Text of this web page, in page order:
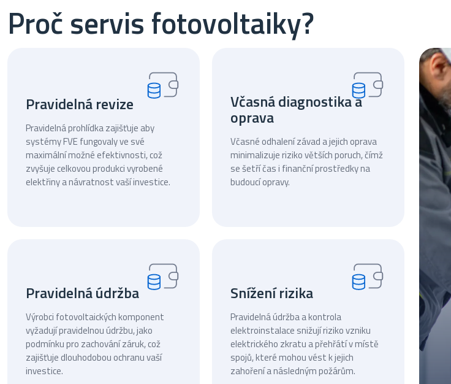
Proč servis fotovoltaiky?
Pravidelná revize
Pravidelná prohlídka zajišťuje aby
systémy FVE fungovaly ve své
maximální možné efektivnosti, což
zvyšuje celkovou produkci vyrobené
elektřiny a návratnost vaší investice.
Včasná diagnostika a
oprava
Včasné odhalení závad a jejich oprava
minimalizuje riziko větších poruch, čímž
se šetří čas i finanční prostředky na
budoucí opravy.
Pravidelná údržba
Výrobci fotovoltaických komponent
vyžadují pravidelnou údržbu, jako
podmínku pro zachování záruk, což
zajišťuje dlouhodobou ochranu vaší
investice.
Snížení rizika
Pravidelná údržba a kontrola
elektroinstalace snižují riziko vzniku
elektrického zkratu a přehřátí v místě
spojů, které mohou vést k jejich
zahoření a následným požárům.